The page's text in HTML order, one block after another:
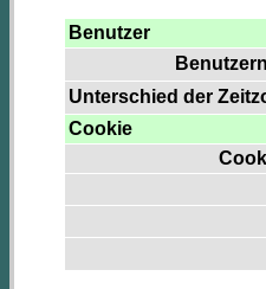
Benutzer
Unterschied der
Cookie